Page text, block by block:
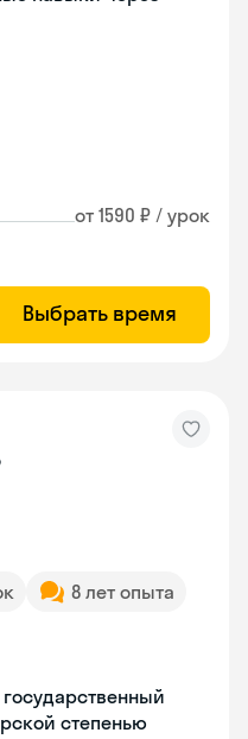
от 1590 ₽ / урок
Выбрать время
8 лет опыта
степенью